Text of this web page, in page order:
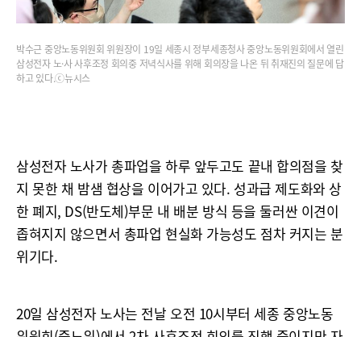
박수근 중앙노동위원회 위원장이 19일 세종시 정부세종청사 중앙노동위원회에서 열린
삼성전자 노·사 사후조정 회의중 저녁식사를 위해 회의장을 나온 뒤 취재진의 질문에 답
하고 있다.ⓒ뉴시스
삼성전자 노사가 총파업을 하루 앞두고도 끝내 합의점을 찾
지 못한 채 밤샘 협상을 이어가고 있다. 성과급 제도화와 상
한 폐지, DS(반도체)부문 내 배분 방식 등을 둘러싼 이견이
좁혀지지 않으면서 총파업 현실화 가능성도 점차 커지는 분
위기다.
20일 삼성전자 노사는 전날 오전 10시부터 세종 중앙노동